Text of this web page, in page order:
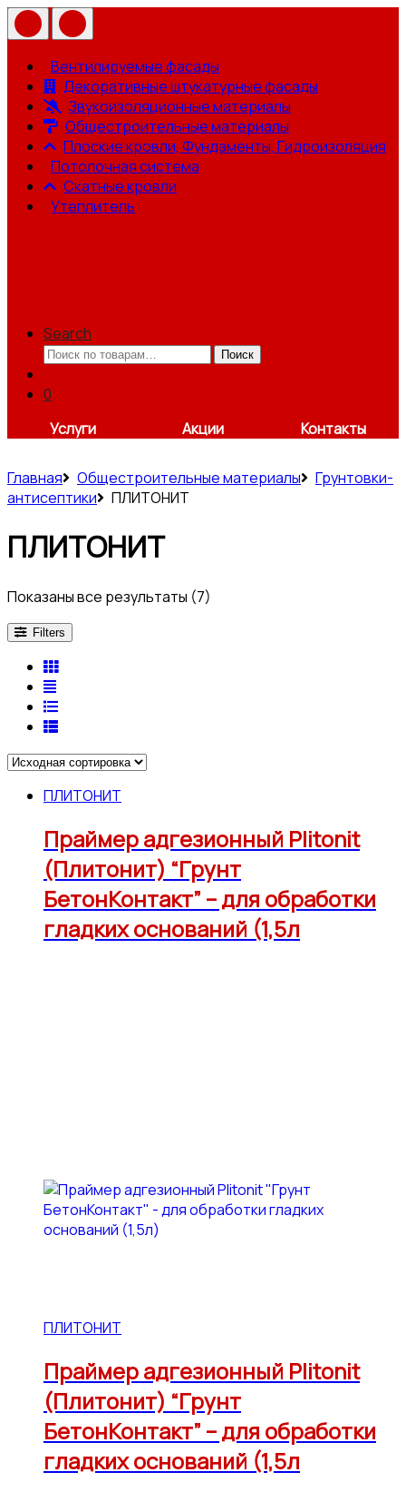
Вентилируемые фасады
Декоративные штукатурные фасады
Звукоизоляционные материалы
Общестроительные материалы
Плоские кровли, Фундаменты, Гидроизоляция
Потолочная система
Скатные кровли
Утеплитель
Search
Искать:
Поиск
0
Услуги
Акции Контакты
Главная Общестроительные материалы
Грунтовки-
антисептики
ПЛИТОНИТ
ПЛИТОНИТ
Показаны все результаты (7)
Filters
ПЛИТОНИТ
Праймер адгезионный Plitonit
(Плитонит) “Грунт
БетонКонтакт” – для обработки
гладких оснований (1,5л
ПЛИТОНИТ
Праймер адгезионный Plitonit
(Плитонит) “Грунт
БетонКонтакт” – для обработки
гладких оснований (1,5л